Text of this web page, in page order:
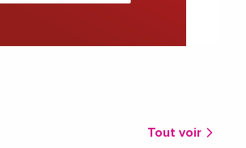
Tout voir